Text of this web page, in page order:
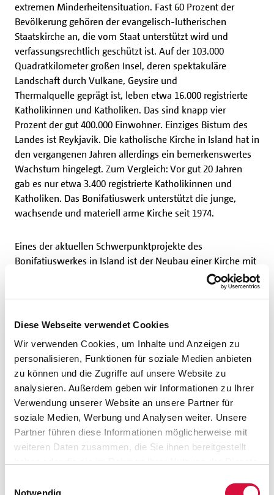
Diese Webseite verwendet Cookies
Wir verwenden Cookies, um Inhalte und Anzeigen zu
personalisieren, Funktionen für soziale Medien anbieten
zu können und die Zugriffe auf unsere Website zu
analysieren. Außerdem geben wir Informationen zu Ihrer
Verwendung unserer Website an unsere Partner für
soziale Medien, Werbung und Analysen weiter. Unsere
Partner führen diese Informationen möglicherweise mit
weiteren Daten zusammen, die Sie ihnen bereitgestellt
Cookies, wenn Sie unsere Webseite weiterhin nutzen.
Notwendig
extremen Minderheitensituation. Fast 60 Prozent der
Bevölkerung gehören der evangelisch-lutherischen
Staatskirche an, die vom Staat unterstützt wird und
verfassungsrechtlich geschützt ist. Auf der 103.000
Quadratkilometer großen Insel, deren spektakuläre
Landschaft durch Vulkane, Geysire und
Thermalquelle geprägt ist, leben etwa 16.000 registrierte
Katholikinnen und Katholiken. Das sind knapp vier
Prozent der gut 400.000 Einwohner. Einziges Bistum des
Landes ist Reykjavik. Die katholische Kirche in Island hat in
den vergangenen Jahren allerdings ein bemerkenswertes
Wachstum hingelegt. Zum Vergleich: Vor gut 20 Jahren
gab es nur etwa 3.400 registrierte Katholikinnen und
Katholiken. Das Bonifatiuswerk unterstützt die junge,
wachsende und materiell arme Kirche seit 1974.
Eines der aktuellen Schwerpunktprojekte des
Bonifatiuswerkes in Island ist der Neubau einer Kirche mit
. Anfang
September 2026 wird der pastorale Ort eingeweiht. Die
wurde, umfasst ein Gebiet mit einem Durchmesser von
Katholiken. Ein weiteres wichtiges Projekt ist der
Erweiterungsbau im
Karmelkloster in Hafnarfjördurin
Island, der ebenfalls mit Mitteln des Bonifatiuswerkes
gefördert wird.
Die katholische Kirche in Island ist sehr international
geprägt: “Mehr als 170 Nationen gehören ihr hier an”,
erläutert Bonifatiuswerk-Generalsekretär Monsignore
Migranten, Arbeitsmigranten und Geflüchtete – darunter